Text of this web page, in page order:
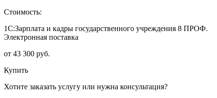
Стоимость:
1С:Зарплата и кадры государственного учреждения 8 ПРОФ.
Электронная поставка
от 43 300 руб.
Купить
Хотите заказать услугу или нужна консультация?